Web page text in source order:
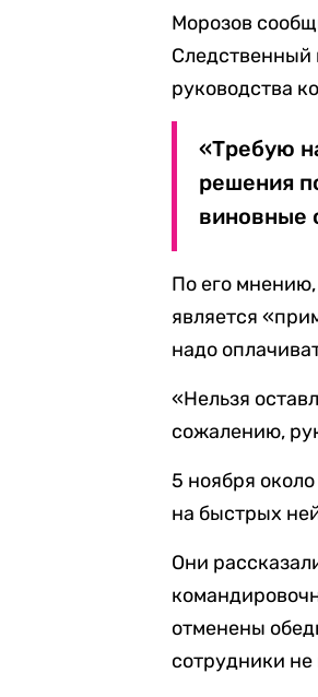
Морозов
Следственный
руководства
«Требую
решения
виновные
По его
является
надо
«Нельзя
сожалению,
5 ноября
на быстрых
Они
отменены
сотрудники